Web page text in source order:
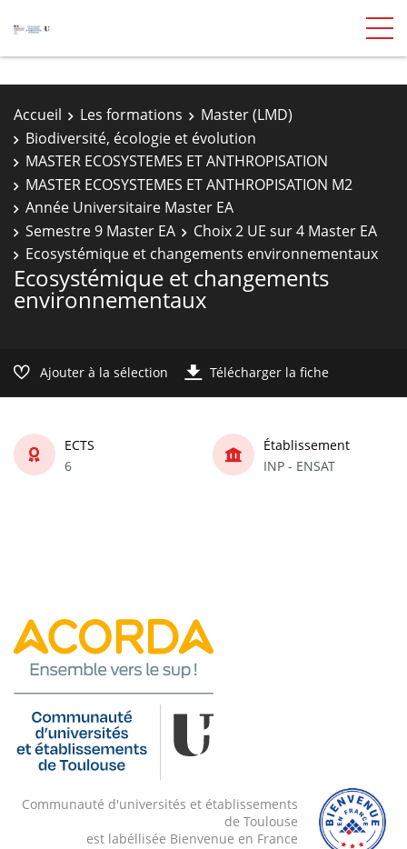
Accueil Les formations
Master (LMD)
Biodiversité, écologie et évolution
MASTER ECOSYSTEMES ET ANTHROPISATION
MASTER ECOSYSTEMES ET ANTHROPISATION M2
Année Universitaire Master EA
Semestre 9 Master EA
Choix 2 UE sur 4 Master EA
Ecosystémique et changements environnementaux
Ecosystémique et changements
environnementaux
Ajouter à la sélection Télécharger la fiche
ECTS
6
Établissement
INP - ENSAT
Communauté d'universités et établissements
de Toulouse
est labéllisée Bienvenue en France